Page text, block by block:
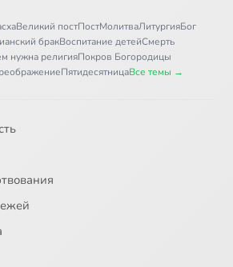
Великий постПостМолитваЛитургияБог
бракВоспитание детейСмерть
нужна религияПокров Богородицы
ПятидесятницаВсе темы →